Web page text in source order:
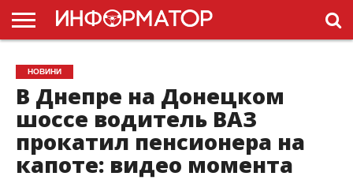
ГОЛОВНА
НОВИНИ
ПДР
УКРАЇНИ
РЕКЛАМА
ПРОЕКТЫ
НОВИНИ
В Днепре на Донецком
шоссе водитель ВАЗ
прокатил пенсионера на
капоте: видео момента